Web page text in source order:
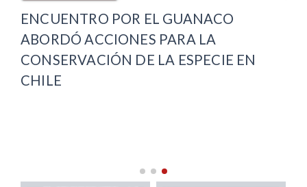
ENCUENTRO POR EL GUANACO
ABORDÓ ACCIONES PARA LA
CONSERVACIÓN DE LA ESPECIE EN
CHILE